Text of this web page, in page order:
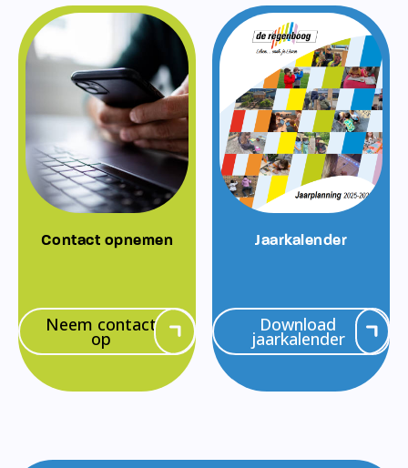
Contact opnemen
Neem contact
op
Jaarkalender
Download
jaarkalender